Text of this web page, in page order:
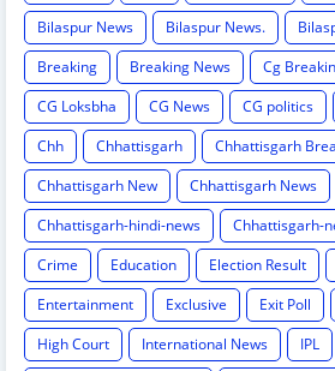
Bilaspur News
Bilaspur News.
Breaking
Breaking News Cg
CG Loksbha
CG News CG politics
Chh
Chhattisgarh
Chhattisgarh
Chhattisgarh New
Chhattisgarh News
Chhattisgarh-hindi-news
Chhattisgarh-
Crime
Education Election Result
Entertainment
Exclusive Exit Poll
High Court
International News IPL